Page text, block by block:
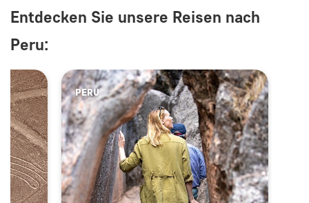
Entdecken Sie unsere Reisen nach
Peru:
PERU